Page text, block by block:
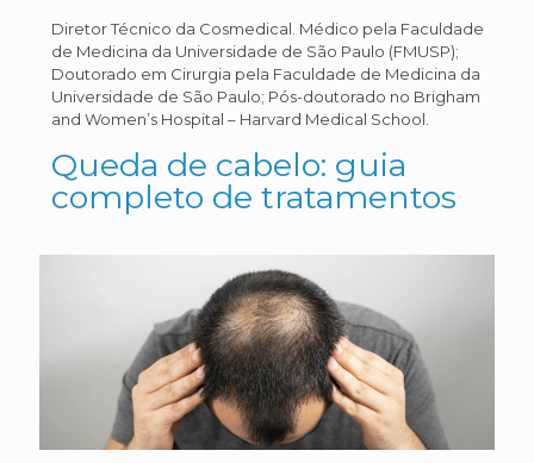
Diretor Técnico da Cosmedical. Médico pela Faculdade
de Medicina da Universidade de São Paulo (FMUSP);
Doutorado em Cirurgia pela Faculdade de Medicina da
Universidade de São Paulo; Pós-doutorado no Brigham
and Women’s Hospital – Harvard Medical School.
Queda de cabelo: guia
completo de tratamentos